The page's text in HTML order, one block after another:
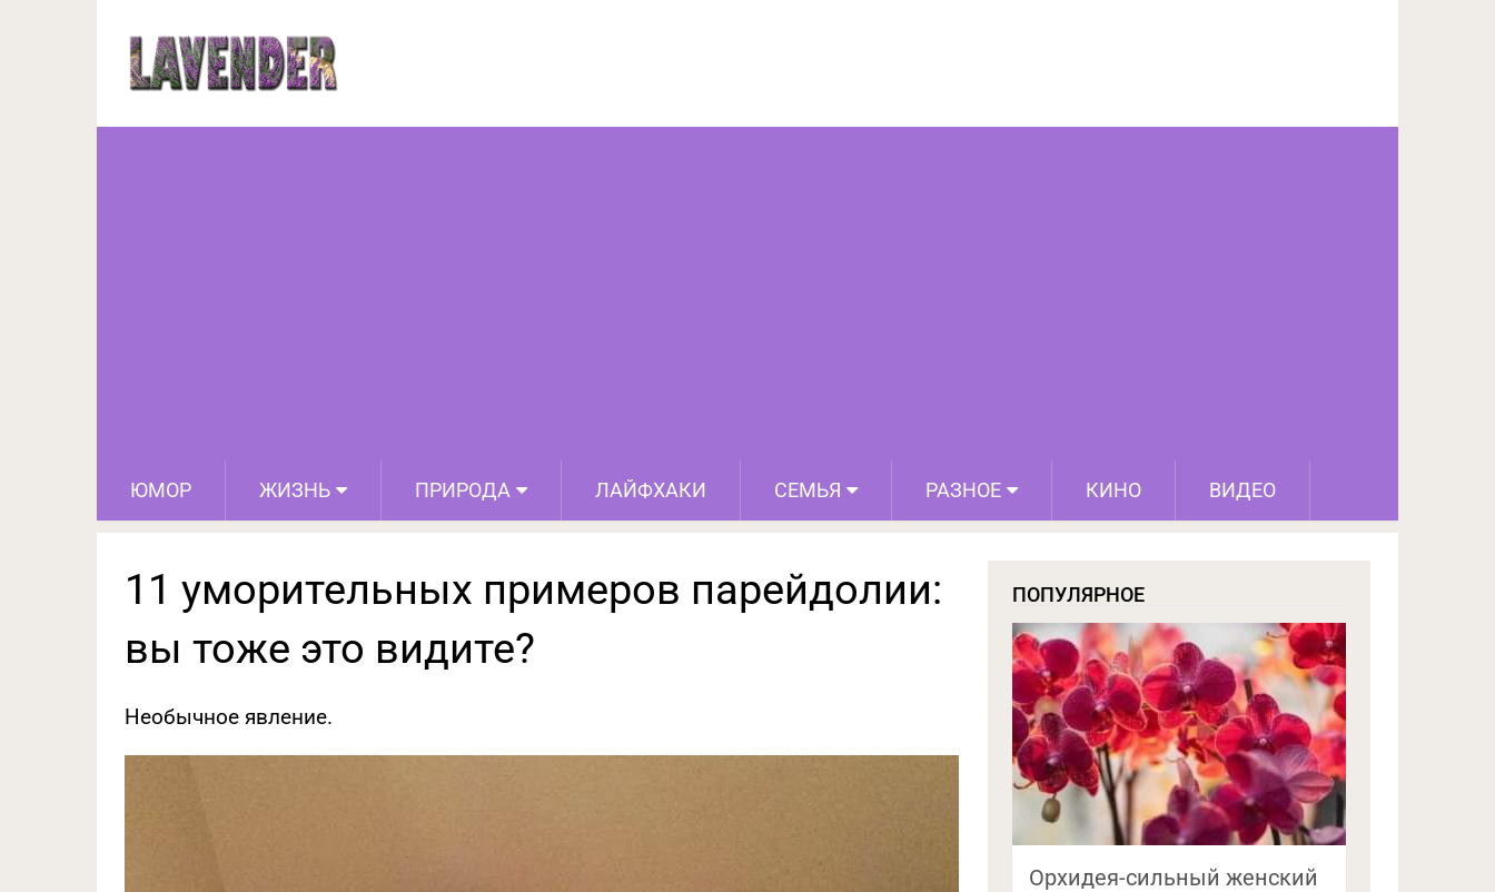
ЮМОР ЖИЗНЬ ПРИРОДА ЛАЙФХАКИ СЕМЬЯ РАЗНОЕ КИНО ВИДЕО
11 уморительных примеров парейдолии: вы тоже это видите?
11 уморительных примеров парейдолии:
вы тоже это видите?
Необычное явление.
ПОПУЛЯРНОЕ
Орхидея-сильный женский